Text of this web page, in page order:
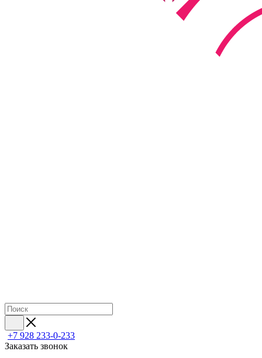
+7 928 233-0-233
Заказать звонок